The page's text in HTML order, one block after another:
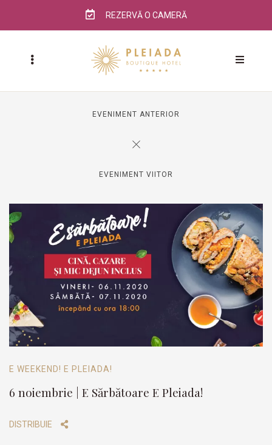
REZERVĂ O CAMERĂ
EVENIMENT ANTERIOR
EVENIMENT VIITOR
E WEEKEND! E PLEIADA!
6 noiembrie | E Sărbătoare E Pleiada!
DISTRIBUIE